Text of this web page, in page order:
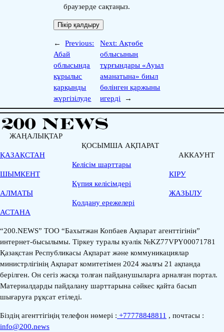
браузерде сақтаңыз.
←
Previous:
Абай
облысында
құрылыс
қарқынды
жүргізілуде
Next: Ақтөбе
облысының
тұрғындары «Ауыл
аманатына» биыл
бөлінген қаржыны
игерді
→
ЖАҢАЛЫҚТАР
ҚАЗАҚСТАН
ШЫМКЕНТ
АЛМАТЫ
АСТАНА
ҚОСЫМША АҚПАРАТ
Келісім шарттары
Қүпия келісімдері
Қолдану ережелері
АККАУНТ
КІРУ
ЖАЗЫЛУ
“200.NEWS” ТОО “Бахытжан Копбаев Ақпарат агенттігінін”
интернет-бысылымы. Тіркеу туралы куәлік №KZ77VPY00071781
Қазақстан Республикасы Ақпарат және коммуникациялар
министрлігінің Ақпарат комитетімен 2024 жылғы 21 ақпанда
берілген. Он сегіз жасқа толған пайданушыларға арналған портал.
Материалдарды пайдалану шарттарына сәйкес қайта басып
шығаруға рұқсат етіледі.
Біздің агенттігіңің телефон нөмері : +77778848811 , почтасы :
info@200.news